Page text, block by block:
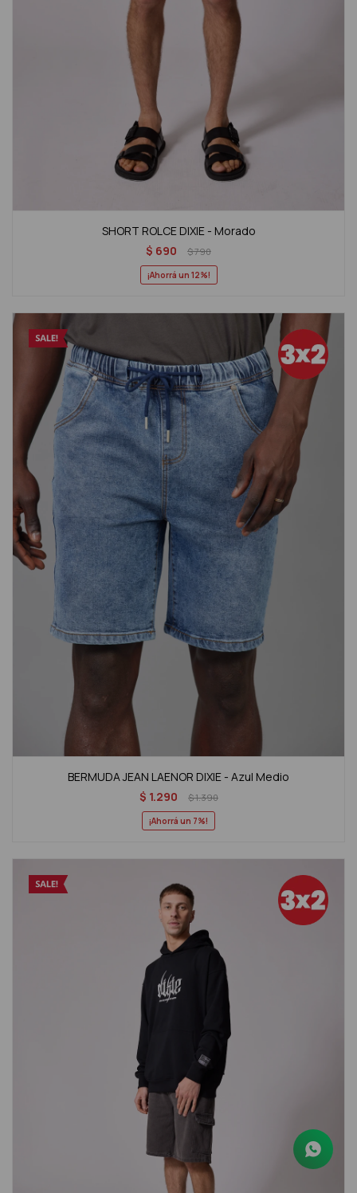
SHORT ROLCE DIXIE - Morado
$ 690 $790
12
BERMUDA JEAN LAENOR DIXIE - Azul Medio
$ 1.290 $1.390
7